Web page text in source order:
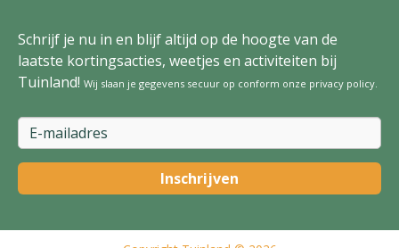
Schrijf je nu in en blijf altijd op de hoogte van de
laatste kortingsacties, weetjes en activiteiten bij
Tuinland! Wij slaan je gegevens secuur op conform onze privacy policy.